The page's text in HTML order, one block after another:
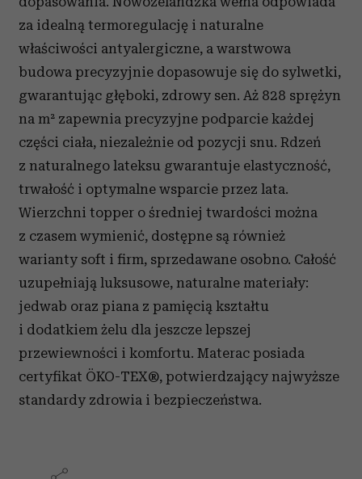
otrzymanymi od Ciebie lub uzyskanymi podczas
za idealną termoregulację i naturalne
właściwości antyalergiczne, a warstwowa
budowa precyzyjnie dopasowuje się do sylwetki,
gwarantując głęboki, zdrowy sen. Aż 828 sprężyn
na m² zapewnia precyzyjne podparcie każdej
części ciała, niezależnie od pozycji snu. Rdzeń
z naturalnego lateksu gwarantuje elastyczność,
trwałość i optymalne wsparcie przez lata.
Wierzchni topper o średniej twardości można
z czasem wymienić, dostępne są również
warianty soft i firm, sprzedawane osobno. Całość
uzupełniają luksusowe, naturalne materiały:
jedwab oraz piana z pamięcią kształtu
i dodatkiem żelu dla jeszcze lepszej
przewiewności i komfortu. Materac posiada
certyfikat ÖKO-TEX®, potwierdzający najwyższe
standardy zdrowia i bezpieczeństwa.